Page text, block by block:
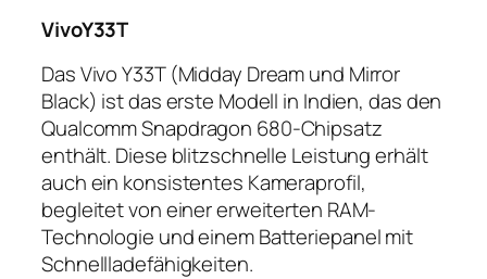
VivoY33T
Das Vivo Y33T (Midday Dream und Mirror
Black) ist das erste Modell in Indien, das den
Qualcomm Snapdragon 680-Chipsatz
enthält. Diese blitzschnelle Leistung erhält
auch ein konsistentes Kameraprofil,
begleitet von einer erweiterten RAM-
Technologie und einem Batteriepanel mit
Schnellladefähigkeiten.